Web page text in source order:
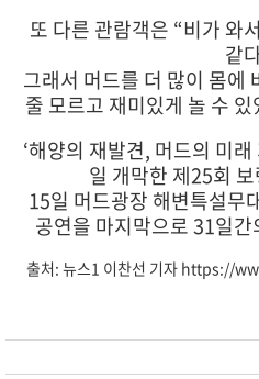
또 다른 관람객은 “비가 와
같
그래서 머드를 더 많이 몸에
줄 모르고 재미있게 놀 수
‘해양의 재발견, 머드의 미
일 개막한 제25회
15일 머드광장 해변특설무
공연을 마지막으로 31일
출처: 뉴스1 이찬선 기자 https://